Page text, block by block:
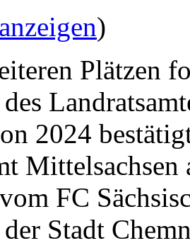
)
Plätzen
2024
FC
Stadt